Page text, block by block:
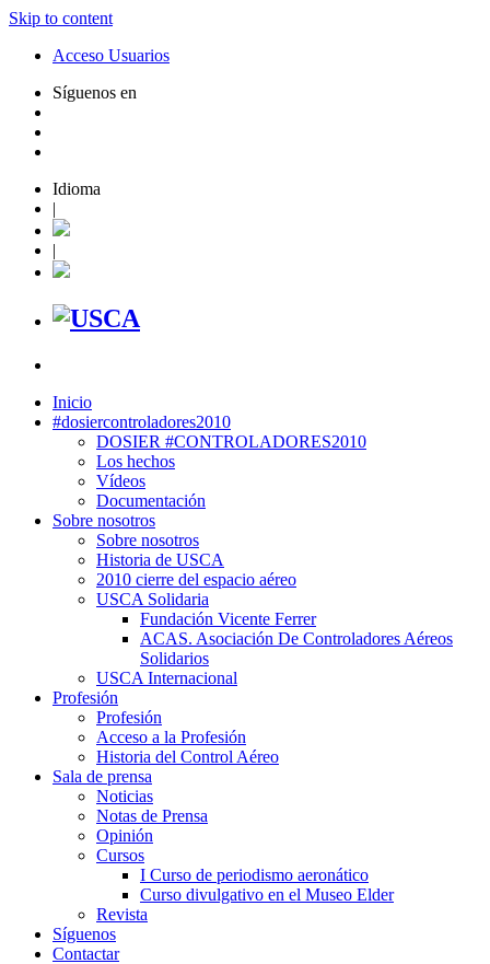
Skip to content
Acceso Usuarios
Síguenos en
Idioma
|
|
Inicio
#dosiercontroladores2010
DOSIER #CONTROLADORES2010
Los hechos
Vídeos
Documentación
Sobre nosotros
Sobre nosotros
Historia de USCA
2010 cierre del espacio aéreo
USCA Solidaria
Fundación Vicente Ferrer
ACAS. Asociación De Controladores Aéreos
Solidarios
USCA Internacional
Profesión
Profesión
Acceso a la Profesión
Historia del Control Aéreo
Sala de prensa
Noticias
Notas de Prensa
Opinión
Cursos
I Curso de periodismo aeronático
Curso divulgativo en el Museo Elder
Revista
Síguenos
Contactar